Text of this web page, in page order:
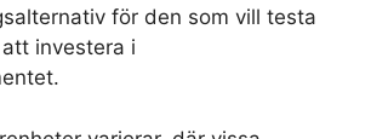
för den som vill testa
investera i